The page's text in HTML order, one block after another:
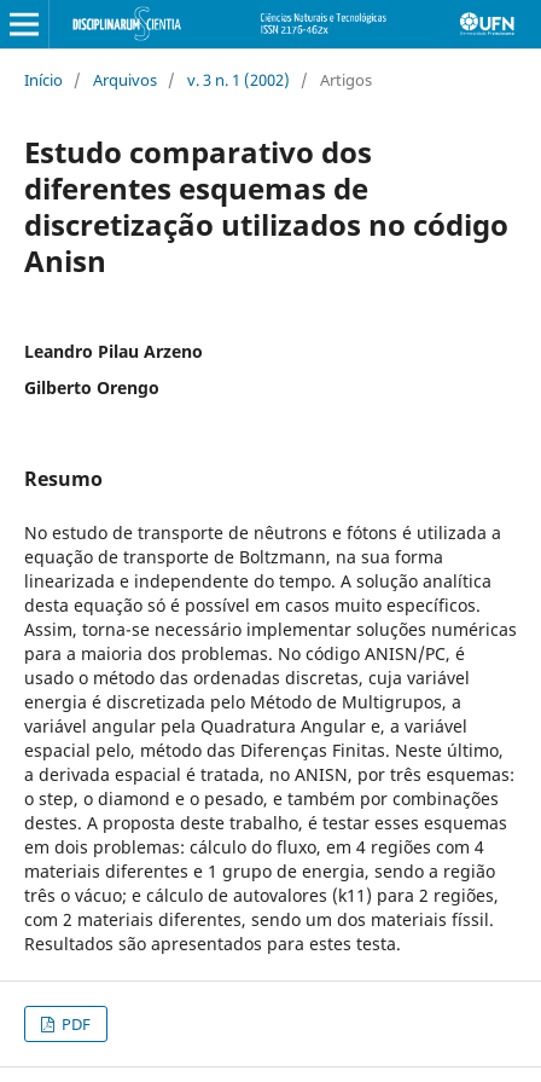
Início / Arquivos / v. 3 n. 1 (2002) / Artigos
Estudo comparativo dos
diferentes esquemas de
discretização utilizados no código
Anisn
Leandro Pilau Arzeno
Gilberto Orengo
Resumo
No estudo de transporte de nêutrons e fótons é utilizada a
equação de transporte de Boltzmann, na sua forma
linearizada e independente do tempo. A solução analítica
desta equação só é possível em casos muito específicos.
Assim, torna-se necessário implementar soluções numéricas
para a maioria dos problemas. No código ANISN/PC, é
usado o método das ordenadas discretas, cuja variável
energia é discretizada pelo Método de Multigrupos, a
variável angular pela Quadratura Angular e, a variável
espacial pelo, método das Diferenças Finitas. Neste último,
a derivada espacial é tratada, no ANISN, por três esquemas:
o step, o diamond e o pesado, e também por combinações
destes. A proposta deste trabalho, é testar esses esquemas
em dois problemas: cálculo do fluxo, em 4 regiões com 4
materiais diferentes e 1 grupo de energia, sendo a região
três o vácuo; e cálculo de autovalores (k11) para 2 regiões,
com 2 materiais diferentes, sendo um dos materiais físsil.
Resultados são apresentados para estes testa.
PDF